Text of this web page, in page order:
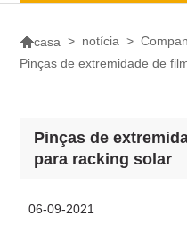
casa > notícia >
Pinças de extremidade de
Pinças de
para racking solar
06-09-2021